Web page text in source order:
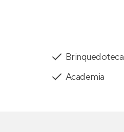
Brinquedoteca
Academia